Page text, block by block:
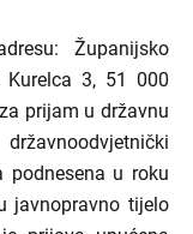
Županijsko
Kurelca 3, 51 000
prijam u državnu
u roku
javnopravno tijelo